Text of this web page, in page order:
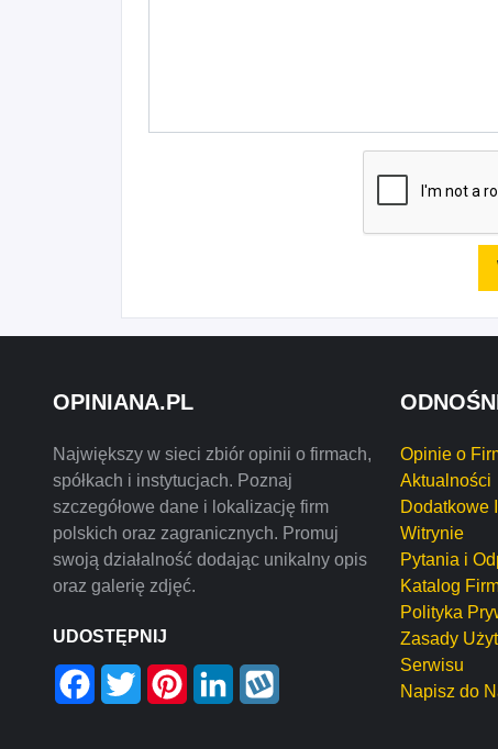
OPINIANA.PL
Największy w sieci zbiór opinii o firmach,
spółkach i instytucjach. Poznaj
szczegółowe dane i lokalizację firm
polskich oraz zagranicznych. Promuj
swoją działalność dodając unikalny opis
oraz galerię zdjęć.
UDOSTĘPNIJ
Facebook
Twitter PinterestLinkedIn
Opinie o
Aktualności
Dodatkowe
Witrynie
Pytania i
Katalog
Polityka
Zasady
Serwisu
Napisz do